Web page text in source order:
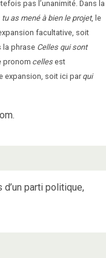
pas l’unanimité. Dans la
as mené à bien le projet, le
facultative, soit
la phrase Celles qui sont
pronom celles est
expansion, soit ici par qui
parti politique,